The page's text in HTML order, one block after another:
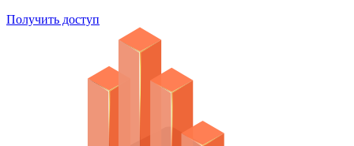
Получить доступ